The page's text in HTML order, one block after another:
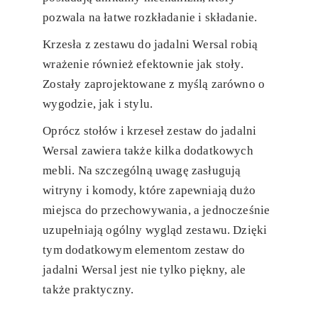
pozwala na łatwe rozkładanie i składanie.
Krzesła z zestawu do jadalni Wersal robią
wrażenie również efektownie jak stoły.
Zostały zaprojektowane z myślą zarówno o
wygodzie, jak i stylu.
Oprócz stołów i krzeseł zestaw do jadalni
Wersal zawiera także kilka dodatkowych
mebli. Na szczególną uwagę zasługują
witryny i komody, które zapewniają dużo
miejsca do przechowywania, a jednocześnie
uzupełniają ogólny wygląd zestawu. Dzięki
tym dodatkowym elementom zestaw do
jadalni Wersal jest nie tylko piękny, ale
także praktyczny.